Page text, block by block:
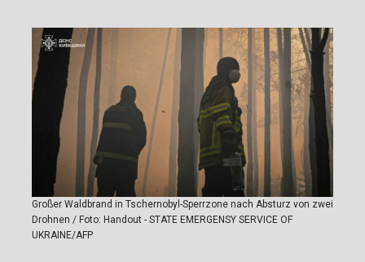
Großer Waldbrand in Tschernobyl-Sperrzone nach Absturz von zwei
Drohnen / Foto: Handout - STATE EMERGENSY SERVICE OF
UKRAINE/AFP